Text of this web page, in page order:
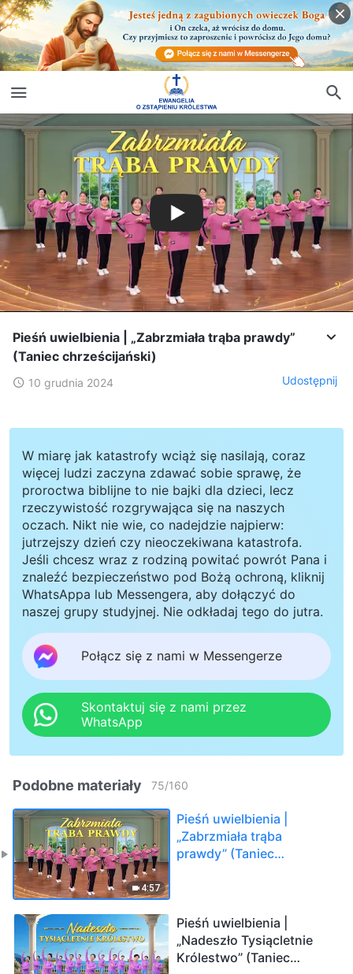
Pieśń uwielbienia | „Zabrzmiała trąba prawdy”
(Taniec chrześcijański)
10 grudnia 2024 Udostępnij
W miarę jak katastrofy wciąż się nasilają, coraz
więcej ludzi zaczyna zdawać sobie sprawę, że
proroctwa biblijne to nie bajki dla dzieci, lecz
rzeczywistość rozgrywająca się na naszych
oczach. Nikt nie wie, co nadejdzie najpierw:
jutrzejszy dzień czy nieoczekiwana katastrofa.
Jeśli chcesz wraz z rodziną powitać powrót Pana i
znaleźć bezpieczeństwo pod Bożą ochroną, kliknij
WhatsAppa lub Messengera, aby dołączyć do
naszej grupy studyjnej. Nie odkładaj tego do jutra.
Połącz się z nami w Messengerze
Skontaktuj się z nami przez
WhatsApp
Podobne materiały 75/160
4:57
Pieśń uwielbienia |
„Zabrzmiała trąba
prawdy” (Taniec
Pieśń uwielbienia |
„Nadeszło Tysiącletnie
Królestwo” (Taniec